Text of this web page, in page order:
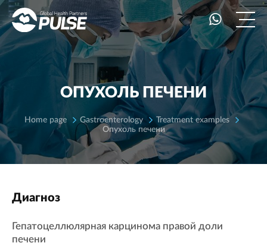
ОПУХОЛЬ ПЕЧЕНИ
Home page Gastroenterology
Treatment examples
Опухоль печени
Диагноз
Гепатоцеллюлярная карцинома правой доли
печени